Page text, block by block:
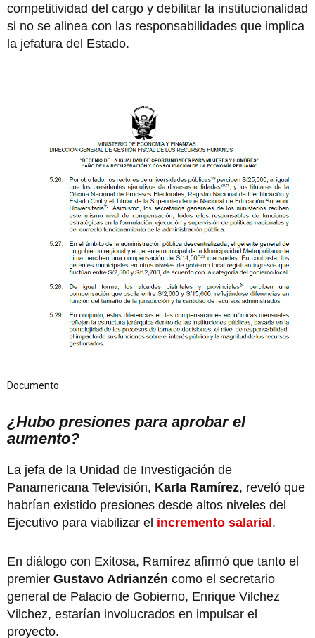
competitividad del cargo y debilitar la institucionalidad
si no se alinea con las responsabilidades que implica
la jefatura del Estado.
Documento
¿Hubo presiones para aprobar el
aumento?
La jefa de la Unidad de Investigación de
Panamericana Televisión, Karla Ramírez, reveló que
habrían existido presiones desde altos niveles del
Ejecutivo para viabilizar el incremento salarial.
En diálogo con Exitosa, Ramírez afirmó que tanto el
premier Gustavo Adrianzén como el secretario
general de Palacio de Gobierno, Enrique Vilchez
Vilchez, estarían involucrados en impulsar el
proyecto.